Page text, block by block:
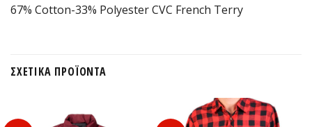
67% Cotton-33% Polyester CVC French Terry
ΣΧΕΤΙΚΆ ΠΡΟΪΌΝΤΑ